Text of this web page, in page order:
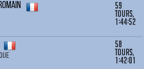
59
tours,
1:44:52
58
tours,
1:42:01